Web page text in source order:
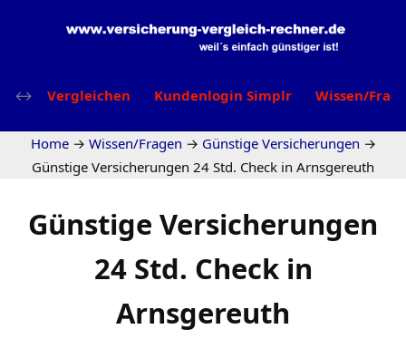
Vergleichen Kundenlogin Simplr Wissen/
Home → Wissen/Fragen → Günstige Versicherungen →
Günstige Versicherungen 24 Std. Check in Arnsgereuth
Günstige Versicherungen
24 Std. Check in
Arnsgereuth